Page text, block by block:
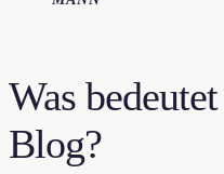
Was
Blog?